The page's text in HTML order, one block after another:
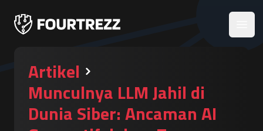
Artikel
Munculnya LLM Jahil di
Dunia Siber: Ancaman AI